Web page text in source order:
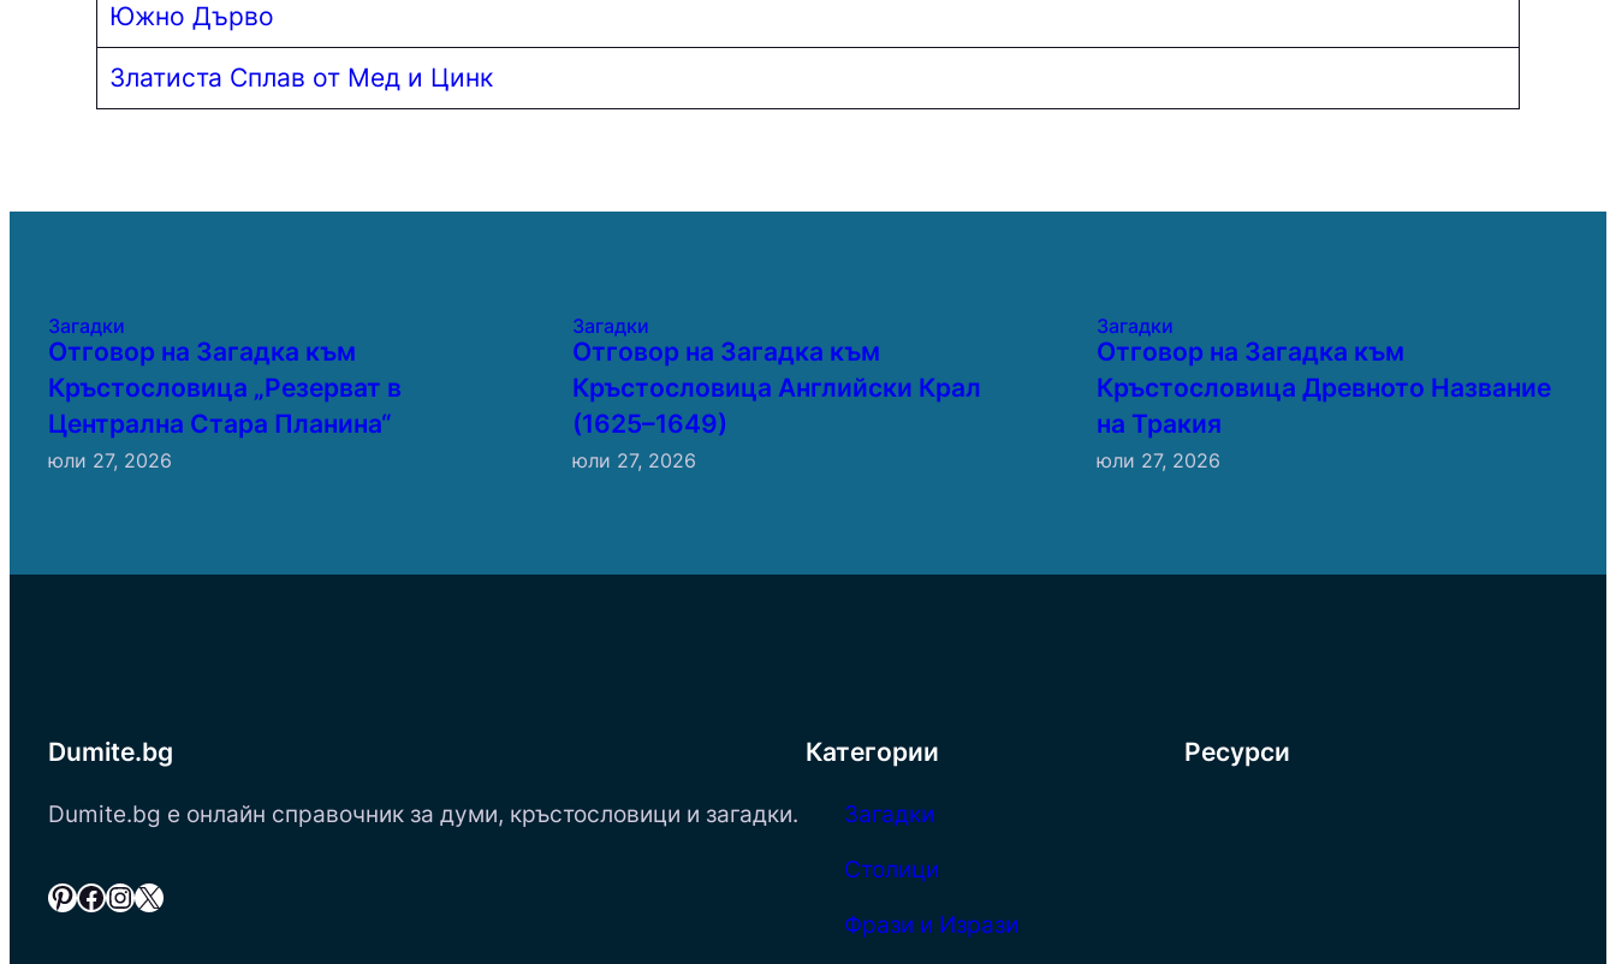
Южно Дърво
Златиста Сплав от Мед и Цинк
Загадки
Отговор на Загадка към
Кръстословица „Резерват в
Централна Стара Планина“
юли 27, 2026
Загадки
Отговор на Загадка към
Кръстословица Английски Крал
(1625–1649)
юли 27, 2026
Загадки
Отговор на Загадка към
Кръстословица Древното Название
на Тракия
юли 27, 2026
Dumite.bg
Dumite.bg е онлайн справочник за думи, кръстословици и загадки.
Pinterest Facebook InstagramX
Категории
Загадки
Столици
Фрази и Изрази
Ресурси